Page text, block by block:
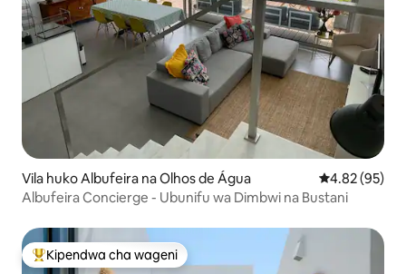
Vila huko Albufeira na Olhos de Água Ukadiriaji wa
4.82 (95)
Albufeira Concierge - Ubunifu wa Dimbwi na Bustani
Kipendwa maarufu cha wageni
Kipendwa cha wageni